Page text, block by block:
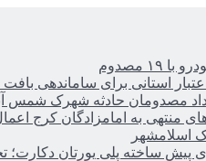
حادثه شهرک شمس آباد به
منتهی به امامزادگان کرج
پیش ساخته پلی یورتان